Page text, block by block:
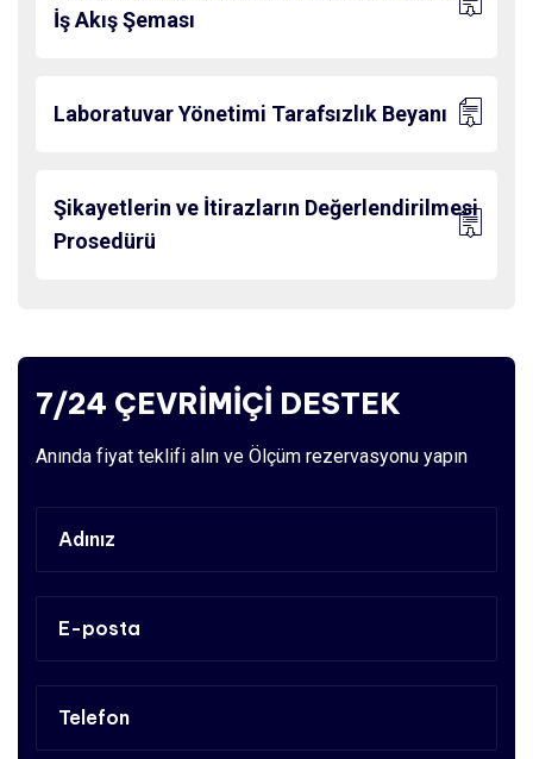
İş Akış Şeması
Laboratuvar Yönetimi Tarafsızlık Beyanı
Şikayetlerin ve İtirazların Değerlendirilmesi
Prosedürü
7/24 ÇEVRİMİÇİ DESTEK
Anında fiyat teklifi alın ve Ölçüm rezervasyonu yapın